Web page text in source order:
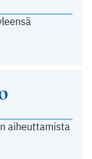
aiheuttamista